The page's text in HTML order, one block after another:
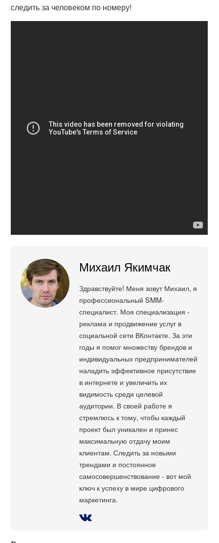
следить за человеком по номеру!
Михаил Якимчак
Здравствуйте! Меня зовут Михаил, я
профессиональный SMM-
специалист. Моя специализация -
реклама и продвижение услуг в
социальной сети ВКонтакте. За эти
годы я помог множеству брендов и
индивидуальных предпринимателей
наладить эффективное присутствие
в интернете и увеличить их
видимость среди целевой
аудитории. В своей работе я
стремлюсь к тому, чтобы каждый
проект был уникален и принес
максимальную отдачу моим
клиентам. Следить за новыми
трендами и постоянное
самосовершенствование - вот мой
ключ к успеху в мире цифрового
маркетинга.